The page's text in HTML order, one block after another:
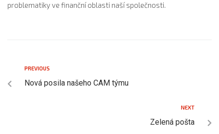
problematiky ve finanční oblasti naší společnosti.
PREVIOUS
Nová posila našeho CAM týmu
NEXT
Zelená pošta